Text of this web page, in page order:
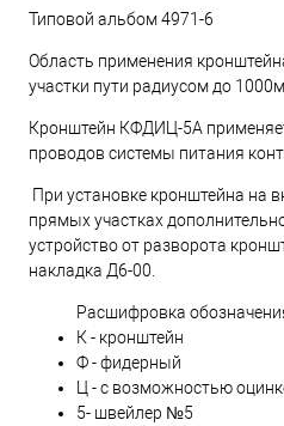
Типовой альбом 4971-6
Область применения
участки пути радиусом до 1000м.
Кронштейн КФДИЦ-5А
проводов системы питания
При установке кронштейна на
прямых участках
устройство от разворота
накладка Д6-00.
Расшифровка
К - кронштейн
Ф - фидерный
Ц - с возможностью
5- швейлер №5